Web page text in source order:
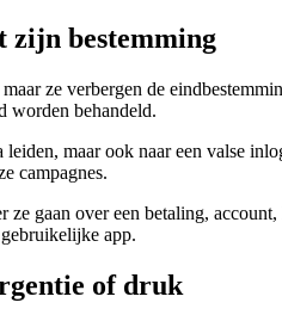
zijn bestemming
ze verbergen de
worden behandeld.
maar ook naar een valse
campagnes.
gaan over een betaling,
app.
of druk